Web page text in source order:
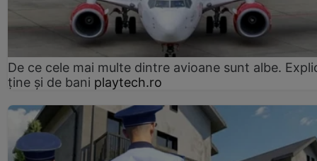
De ce cele mai multe dintre avioane sunt albe.
ține și de bani playtech.ro